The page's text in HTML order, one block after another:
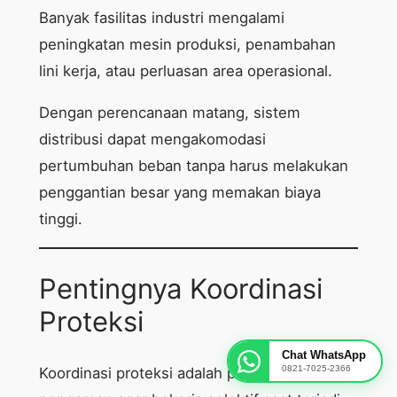
Chat WhatsApp
0821-7025-2366
Banyak fasilitas industri mengalami
peningkatan mesin produksi, penambahan
lini kerja, atau perluasan area operasional.
Dengan perencanaan matang, sistem
distribusi dapat mengakomodasi
pertumbuhan beban tanpa harus melakukan
penggantian besar yang memakan biaya
tinggi.
Pentingnya Koordinasi
Proteksi
Koordinasi proteksi adalah pengaturan sistem